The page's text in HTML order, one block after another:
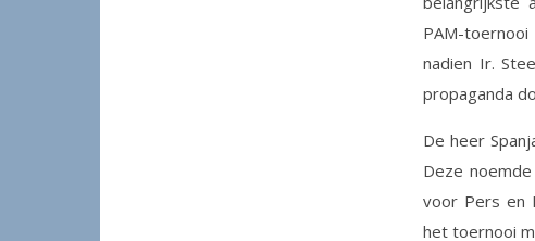
PAM-
nadien Ir.
propaganda
De heer
Deze
voor Pers en
het toernooi